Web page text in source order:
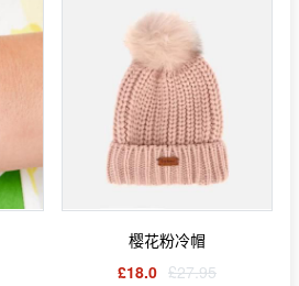
樱花粉冷帽
£18.0 £27.95